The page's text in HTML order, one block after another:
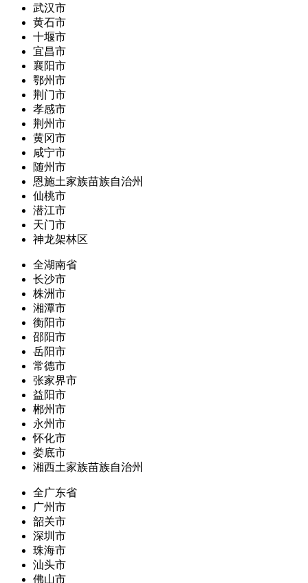
武汉市
黄石市
十堰市
宜昌市
襄阳市
鄂州市
荆门市
孝感市
荆州市
黄冈市
咸宁市
随州市
恩施土家族苗族自治州
仙桃市
潜江市
天门市
神龙架林区
全湖南省
长沙市
株洲市
湘潭市
衡阳市
邵阳市
岳阳市
常德市
张家界市
益阳市
郴州市
永州市
怀化市
娄底市
湘西土家族苗族自治州
全广东省
广州市
韶关市
深圳市
珠海市
汕头市
佛山市